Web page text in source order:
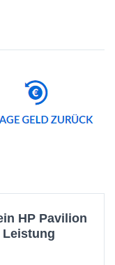
HP Pavilion
Leistung